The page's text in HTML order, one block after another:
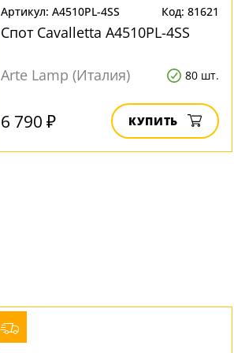
Артикул: A4510PL-4SS Код: 81621
Спот Cavalletta A4510PL-4SS
Arte Lamp (Италия) 80 шт.
6 790 ₽ КУПИТЬ